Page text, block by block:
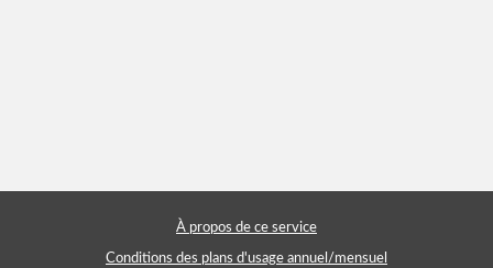
À propos de ce service
Conditions des plans d'usage annuel/mensuel